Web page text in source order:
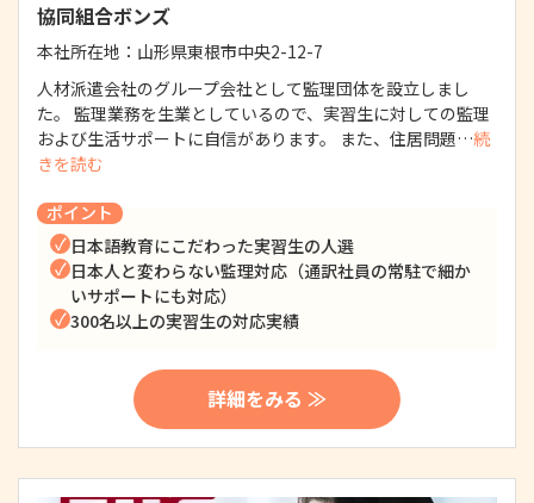
協同組合ボンズ
本社所在地： 山形県東根市中央2-12-7
人材派遣会社のグループ会社として監理団体を設立しまし
た。 監理業務を生業としているので、実習生に対しての監理
および生活サポートに自信があります。 また、住居問題…続
きを読む
ポイント
日本語教育にこだわった実習生の人選
日本人と変わらない監理対応（通訳社員の常駐で細か
いサポートにも対応）
300名以上の実習生の対応実績
詳細をみる ≫